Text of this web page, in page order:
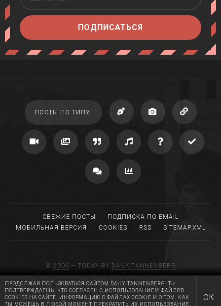
ПОДПИСАТЬСЯ
ПОСТЫ ПО ТИПУ:
СВЕЖИЕ ПОСТЫ
ПОДПИСКА ПО EMAIL
МОБИЛЬНАЯ ВЕРСИЯ
COOKIES RSS SITEMAP.XML
© 2006 — TODAY BY DAILY TANNENBERG
DRIVEN BY TUMBLR, MIGRATED TO WORDPRESS
MADE WITH LOVE AT RGB MEDIA
HUGS AND KISSES TO A.T.
ПРОДОЛЖАЯ ПОЛЬЗОВАТЬСЯ САЙТОМ DAILY TANNENBERG, ТЫ
ПОДТВЕРЖДАЕШЬ, ЧТО СОГЛАСЕН С ИСПОЛЬЗОВАНИЕМ ФАЙЛОВ
COOKIES НА САЙТЕ. ИНФОРМАЦИЮ О ФАЙЛАХ COOKIE И О ТОМ, КАК
ТЫ МОЖЕШЬ В ЛЮБОЙ МОМЕНТ ПРЕКРАТИТЬ ИХ ИСПОЛЬЗОВАНИЕ,
ОК